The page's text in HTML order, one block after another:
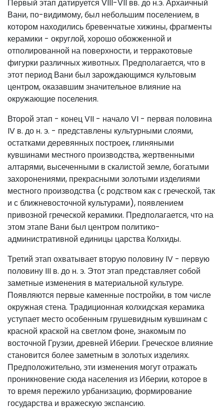
Первый этап датируется VIII-VII вв. до н.э. Архаичный
Вани, по-видимому, был небольшим поселением, в
котором находились бревенчатые хижины, фрагменты
керамики - округлой, хорошо обожженной и
отполированной на поверхности, и терракотовые
фигурки различных животных. Предполагается, что в
этот период Вани был зарождающимся культовым
центром, оказавшим значительное влияние на
окружающие поселения.
Второй этап - конец VII - начало VI - первая половина
IV в. до н. э. - представлены культурными слоями,
остатками деревянных построек, глиняными
кувшинами местного производства, жертвенными
алтарями, высеченными в скалистой земле, богатыми
захоронениями, прекрасными золотыми изделиями
местного производства (с родством как с греческой, так
и с ближневосточной культурами), появлением
привозной греческой керамики. Предполагается, что на
этом этапе Вани был центром политико-
административной единицы царства Колхиды.
Третий этап охватывает вторую половину IV - первую
половину III в. до н. э. Этот этап представляет собой
заметные изменения в материальной культуре.
Появляются первые каменные постройки, в том числе
окружная стена. Традиционная колхидская керамика
уступает место особенным грушевидным кувшинам с
красной краской на светлом фоне, знакомым по
восточной Грузии, древней Иберии. Греческое влияние
становится более заметным в золотых изделиях.
Предположительно, эти изменения могут отражать
проникновение сюда населения из Иберии, которое в
то время пережило урбанизацию, формирование
государства и вражескую экспансию.